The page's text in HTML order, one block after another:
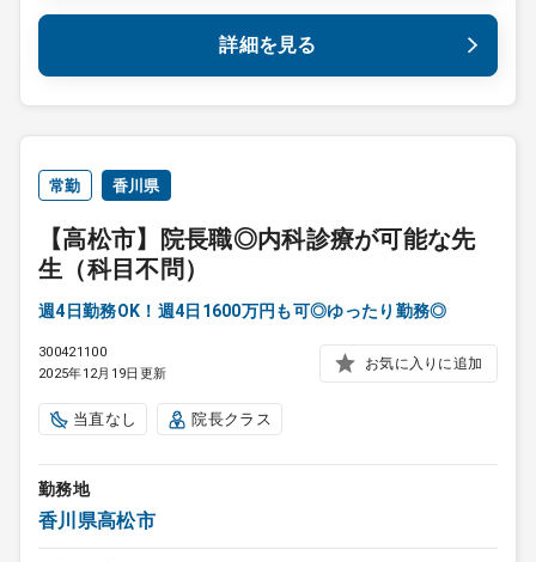
詳細を見る
常勤 香川県
【高松市】院長職◎内科診療が可能な先
生（科目不問）
週4日勤務OK！週4日1600万円も可◎ゆったり勤務◎
300421100
2025年12月19日更新
お気に入りに追加
当直なし 院長クラス
勤務地
香川県高松市